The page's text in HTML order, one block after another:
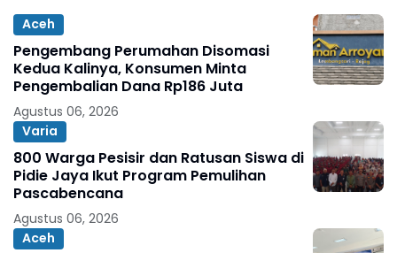
Aceh
Pengembang Perumahan Disomasi
Kedua Kalinya, Konsumen Minta
Pengembalian Dana Rp186 Juta
Agustus 06, 2026
Varia
800 Warga Pesisir dan Ratusan Siswa di
Pidie Jaya Ikut Program Pemulihan
Pascabencana
Agustus 06, 2026
Aceh